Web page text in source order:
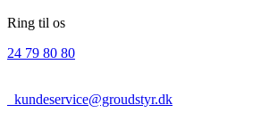
Ring til os
24 79 80 80
kundeservice@groudstyr.dk